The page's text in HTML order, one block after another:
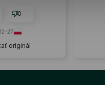
originál
taške nachádzal
strieborných
boli v tej istej
0
27